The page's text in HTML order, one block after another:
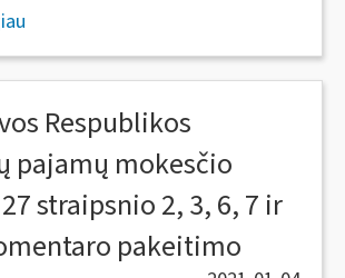
Respublikos
pajamų mokesčio
straipsnio 2, 3, 6, 7 ir
pakeitimo